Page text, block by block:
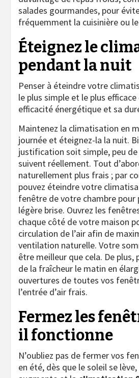
salades gourmandes, pour
fréquemment la cuisinière ou
Éteignez le
pendant la nuit
Penser à éteindre votre
le plus simple et le plus
efficacité énergétique et sa
Maintenez la climatisation en
journée et éteignez-la la nuit.
justification soit simple, peu de
suivent réellement. Tout
naturellement plus frais ; par
pouvez éteindre votre
fenêtre de votre chambre pour
légère brise. Ouvrez les
chaque côté de votre maison
circulation de l’air afin de
ventilation naturelle. Votre
être meilleur que cela. De
de la fraîcheur le matin en
ouvertures de toutes vos
l’entrée d’air frais.
Fermez les
il fonctionne
N’oubliez pas de fermer vos
en été, dès que le soleil se